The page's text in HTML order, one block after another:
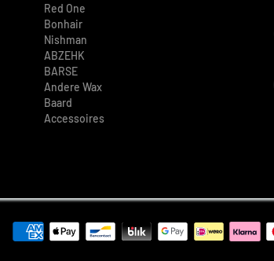
Red One
Bonhair
Nishman
ABZEHK
BARSE
Andere Wax
Baard
Accessoires